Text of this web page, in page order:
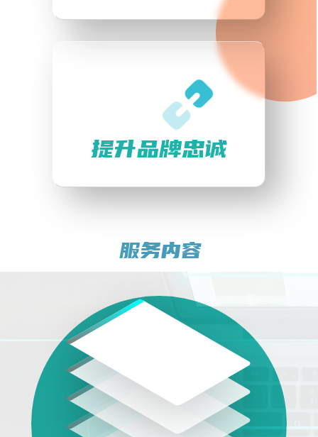
提升品牌忠诚
服务内容